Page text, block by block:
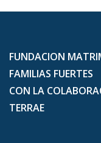
FUNDACION
FAMILIAS FUERTES
CON LA
TERRAE